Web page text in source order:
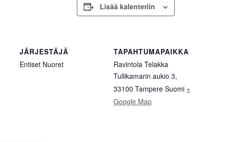
Lisää kalenteriin
JÄRJESTÄJÄ
Entiset Nuoret
TAPAHTUMAPAIKKA
Ravintola Telakka
Tullikamarin aukio 3,
33100 Tampere Suomi +
Google Map